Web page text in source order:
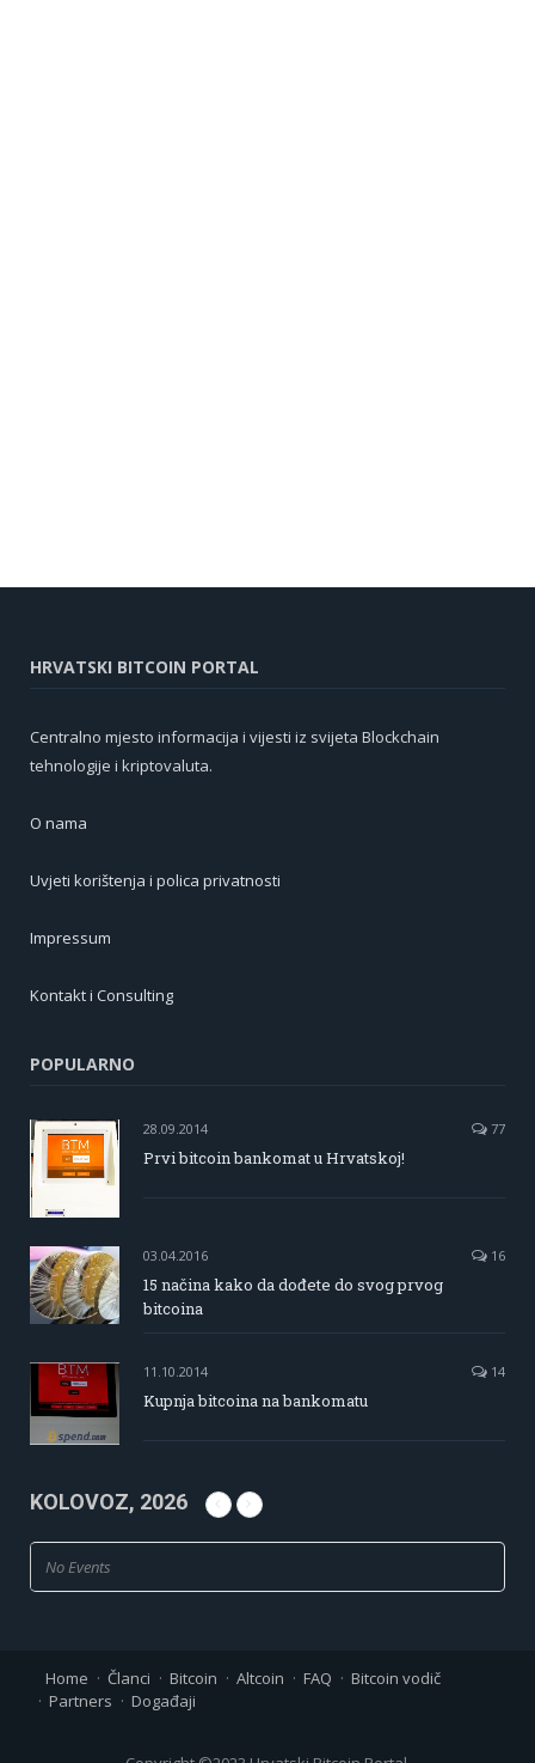
HRVATSKI BITCOIN PORTAL
Centralno mjesto informacija i vijesti iz svijeta Blockchain
tehnologije i kriptovaluta.
O nama
Uvjeti korištenja i polica privatnosti
Impressum
Kontakt i Consulting
POPULARNO
28.09.2014 77
Prvi bitcoin bankomat u Hrvatskoj!
03.04.2016 16
15 načina kako da dođete do svog prvog
bitcoina
11.10.2014 14
Kupnja bitcoina na bankomatu
KOLOVOZ, 2026
No Events
Home Članci Bitcoin Altcoin FAQ
Bitcoin vodič
Partners
Događaji